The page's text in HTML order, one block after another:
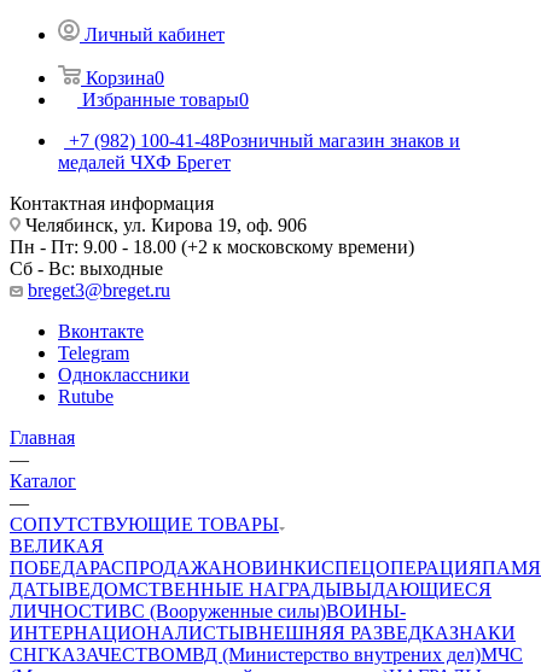
Личный кабинет
Корзина0
Избранные товары0
+7 (982) 100-41-48Розничный магазин знаков и
медалей ЧХФ Брегет
Контактная информация
Челябинск, ул. Кирова 19, оф. 906
Пн - Пт: 9.00 - 18.00 (+2 к московскому времени)
Сб - Вс: выходные
breget3@breget.ru
Вконтакте
Telegram
Одноклассники
Rutube
Главная
—
Каталог
—
СОПУТСТВУЮЩИЕ ТОВАРЫ
ВЕЛИКАЯ
ПОБЕДАРАСПРОДАЖАНОВИНКИСПЕЦОПЕРАЦИЯ
ДАТЫВЕДОМСТВЕННЫЕ НАГРАДЫВЫДАЮЩИЕСЯ
ЛИЧНОСТИВС (Вооруженные силы)ВОИНЫ-
ИНТЕРНАЦИОНАЛИСТЫВНЕШНЯЯ РАЗВЕДКАЗНАКИ
СНГКАЗАЧЕСТВОМВД (Министерство внутрених дел)МЧС